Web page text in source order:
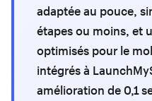
adaptée au pouce,
étapes ou moins, et
optimisés pour le
intégrés à
amélioration de 0,1